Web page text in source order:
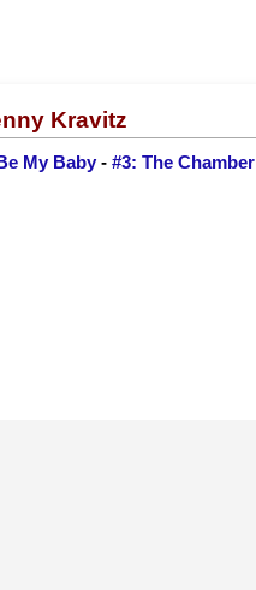
Kravitz
My Baby - #3: The Chamber